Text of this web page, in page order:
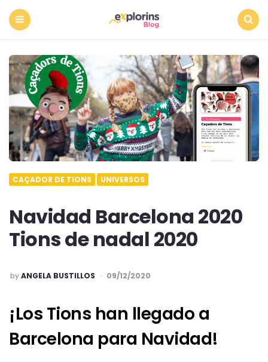
CAÇADOR DE TIONS UNIVERSOS
Navidad Barcelona 2020
Tions de nadal 2020
POSTED
byANGELA BUSTILLOS 09/12/2020
¡Los Tions han llegado a
Barcelona para Navidad!